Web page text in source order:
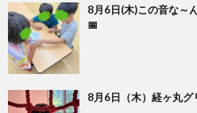
8月6日(木)この音な～
📅
8月6日（木）経ヶ丸グ